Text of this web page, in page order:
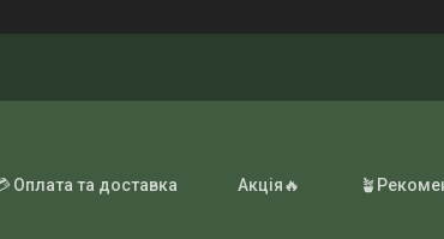
Оплата та доставка Акція🔥